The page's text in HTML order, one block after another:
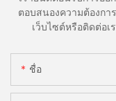
ตอบสนองความต้องกา
เว็บไซต์หรือติดต่อ
ชื่อ